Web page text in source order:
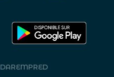
DAREMPRED